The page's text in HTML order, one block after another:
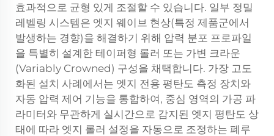
효과적으로 균형 있게 조절할 수 있습니다. 일부 정밀
레벨링 시스템은 엣지 웨이브 현상(특정 제품군에서
발생하는 경향)을 해결하기 위해 압력 분포 프로파일
을 특별히 설계한 테이퍼형 롤러 또는 가변 크라운
(Variably Crowned) 구성을 채택합니다. 가장 고도
화된 설치 사례에서는 엣지 전용 평탄도 측정 장치와
자동 압력 제어 기능을 통합하여, 중심 영역의 가공 파
라미터와 무관하게 실시간으로 감지된 엣지 평탄도 상
태에 따라 엣지 롤러 설정을 자동으로 조정하는 폐루